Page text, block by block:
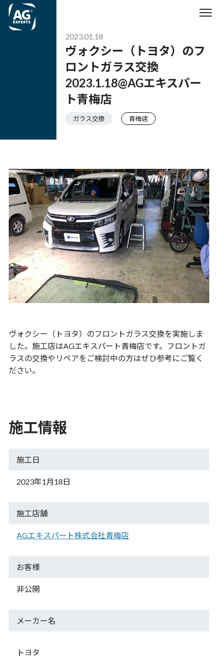
2023.01.18
ヴォクシー（トヨタ）のフ
ロントガラス交換
2023.1.18@AGエキスパー
ト青梅店
ガラス交換 青梅店
ヴォクシー（トヨタ）のフロントガラス交換を実施しま
した。施工店はAGエキスパート青梅店です。フロントガ
ラスの交換やリペアをご検討中の方はぜひ参考にご覧く
ださい。
施工情報
施工日
2023年1月18日
施工店舗
AGエキスパート株式会社青梅店
お客様
非公開
メーカー名
トヨタ